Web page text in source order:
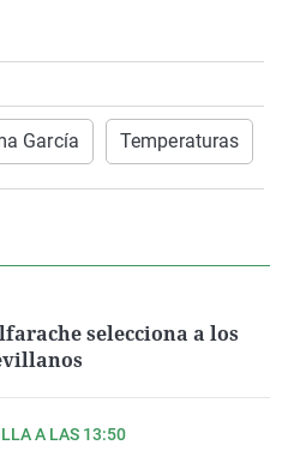
García Temperaturas
selecciona a los
A LAS 13:50